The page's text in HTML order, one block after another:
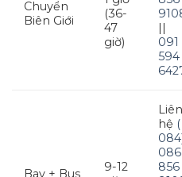
Chuyển
Biên Giới
(36-
47
giờ)
091
594
Bay + Bus
9-12
Liên
hệ (
086
856